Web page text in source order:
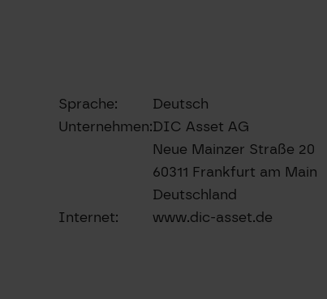
Sprache:
Deutsch
Unternehmen:DIC Asset AG
Neue Mainzer Straße 20
60311 Frankfurt am Main
Deutschland
Internet:
www.dic-asset.de